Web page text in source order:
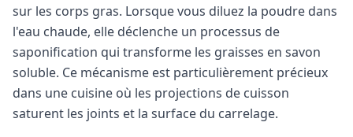
sur les corps gras. Lorsque vous diluez la poudre dans
l'eau chaude, elle déclenche un processus de
saponification qui transforme les graisses en savon
soluble. Ce mécanisme est particulièrement précieux
dans une cuisine où les projections de cuisson
saturent les joints et la surface du carrelage.